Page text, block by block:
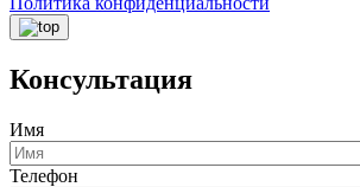
Консультация
Имя
Телефон